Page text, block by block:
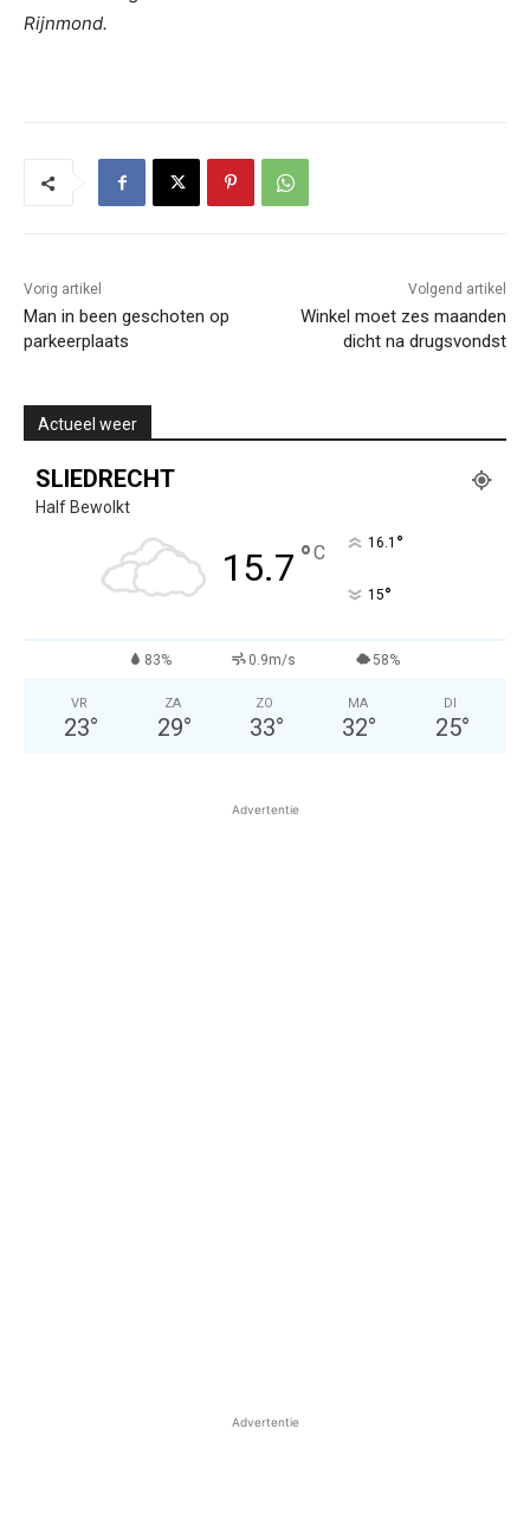
Rijnmond.
Vorig artikel
Man in been geschoten op
parkeerplaats
Volgend artikel
Winkel moet zes maanden
dicht na drugsvondst
Actueel weer
SLIEDRECHT
Half Bewolkt
15.7 °C 16.1 °
15°
83% 0.9m/s 58%
VR
23°
ZA
29°
ZO
33°
MA
32°
DI
25°
Advertentie
Advertentie